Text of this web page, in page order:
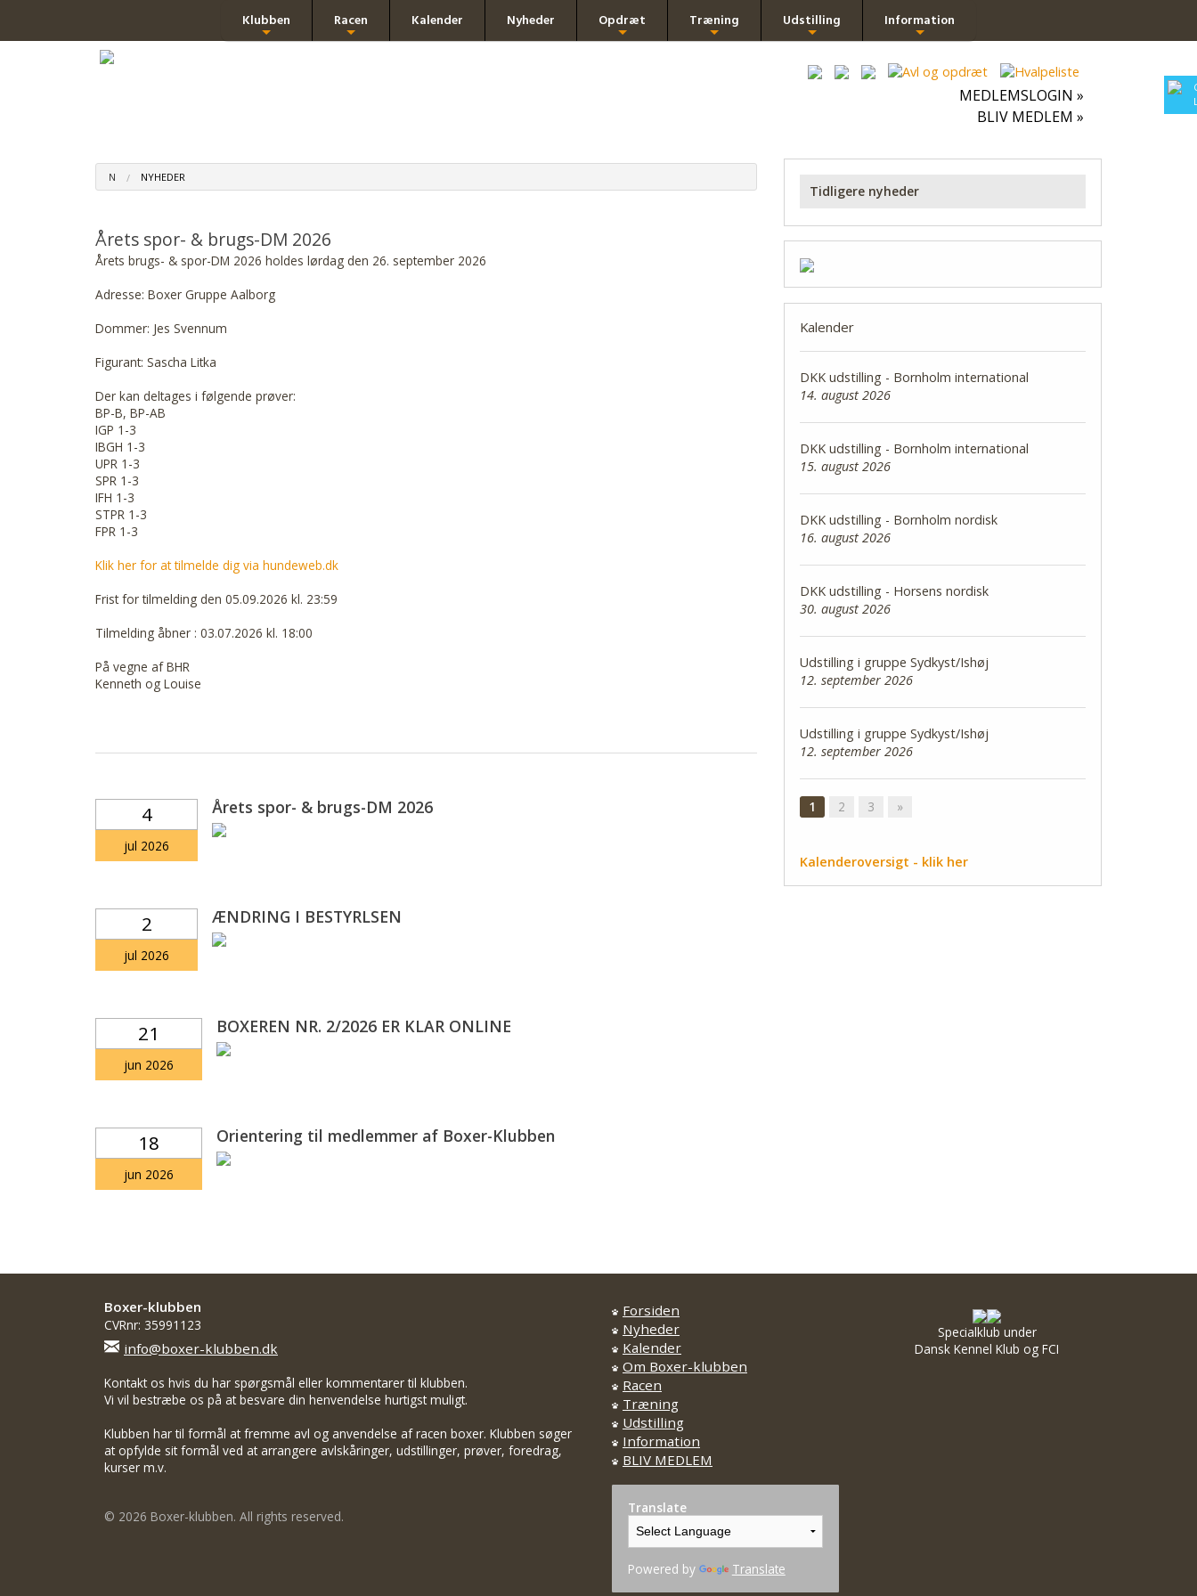
Klubben Racen Kalender Nyheder Opdræt Træning Udstilling Information
MEDLEMSLOGIN »
BLIV MEDLEM »
N NYHEDER
Årets spor- & brugs-DM 2026
Årets brugs- & spor-DM 2026 holdes lørdag den 26. september 2026
Adresse: Boxer Gruppe Aalborg
Dommer: Jes Svennum
Figurant: Sascha Litka
Der kan deltages i følgende prøver:
BP-B, BP-AB
IGP 1-3
IBGH 1-3
UPR 1-3
SPR 1-3
IFH 1-3
STPR 1-3
FPR 1-3
Klik her for at tilmelde dig via hundeweb.dk
Frist for tilmelding den 05.09.2026 kl. 23:59
Tilmelding åbner : 03.07.2026 kl. 18:00
På vegne af BHR
Kenneth og Louise
4
jul 2026
Årets spor- & brugs-DM 2026
2
jul 2026
ÆNDRING I BESTYRLSEN
21
jun 2026
BOXEREN NR. 2/2026 ER KLAR ONLINE
18
jun 2026
Orientering til medlemmer af Boxer-Klubben
Tidligere nyheder
Kalender
DKK udstilling - Bornholm international
14. august 2026
DKK udstilling - Bornholm international
15. august 2026
DKK udstilling - Bornholm nordisk
16. august 2026
DKK udstilling - Horsens nordisk
30. august 2026
Udstilling i gruppe Sydkyst/Ishøj
12. september 2026
Udstilling i gruppe Sydkyst/Ishøj
12. september 2026
1 2 3 »
Kalenderoversigt - klik her
Boxer-klubben
CVRnr: 35991123
info@boxer-klubben.dk
Kontakt os hvis du har spørgsmål eller kommentarer til klubben.
Vi vil bestræbe os på at besvare din henvendelse hurtigst muligt.
Klubben har til formål at fremme avl og anvendelse af racen boxer. Klubben søger
at opfylde sit formål ved at arrangere avlskåringer, udstillinger, prøver, foredrag,
kurser m.v.
© 2026 Boxer-klubben. All rights reserved.
Forsiden
Nyheder
Kalender
Om Boxer-klubben
Racen
Træning
Udstilling
Information
BLIV MEDLEM
Translate
Powered by Translate
Specialklub under
Dansk Kennel Klub og FCI